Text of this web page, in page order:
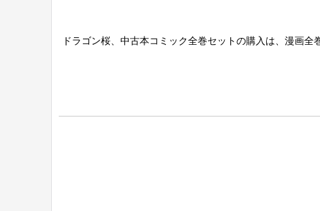
ドラゴン桜、中古本コミック全巻セットの購入は、漫画全